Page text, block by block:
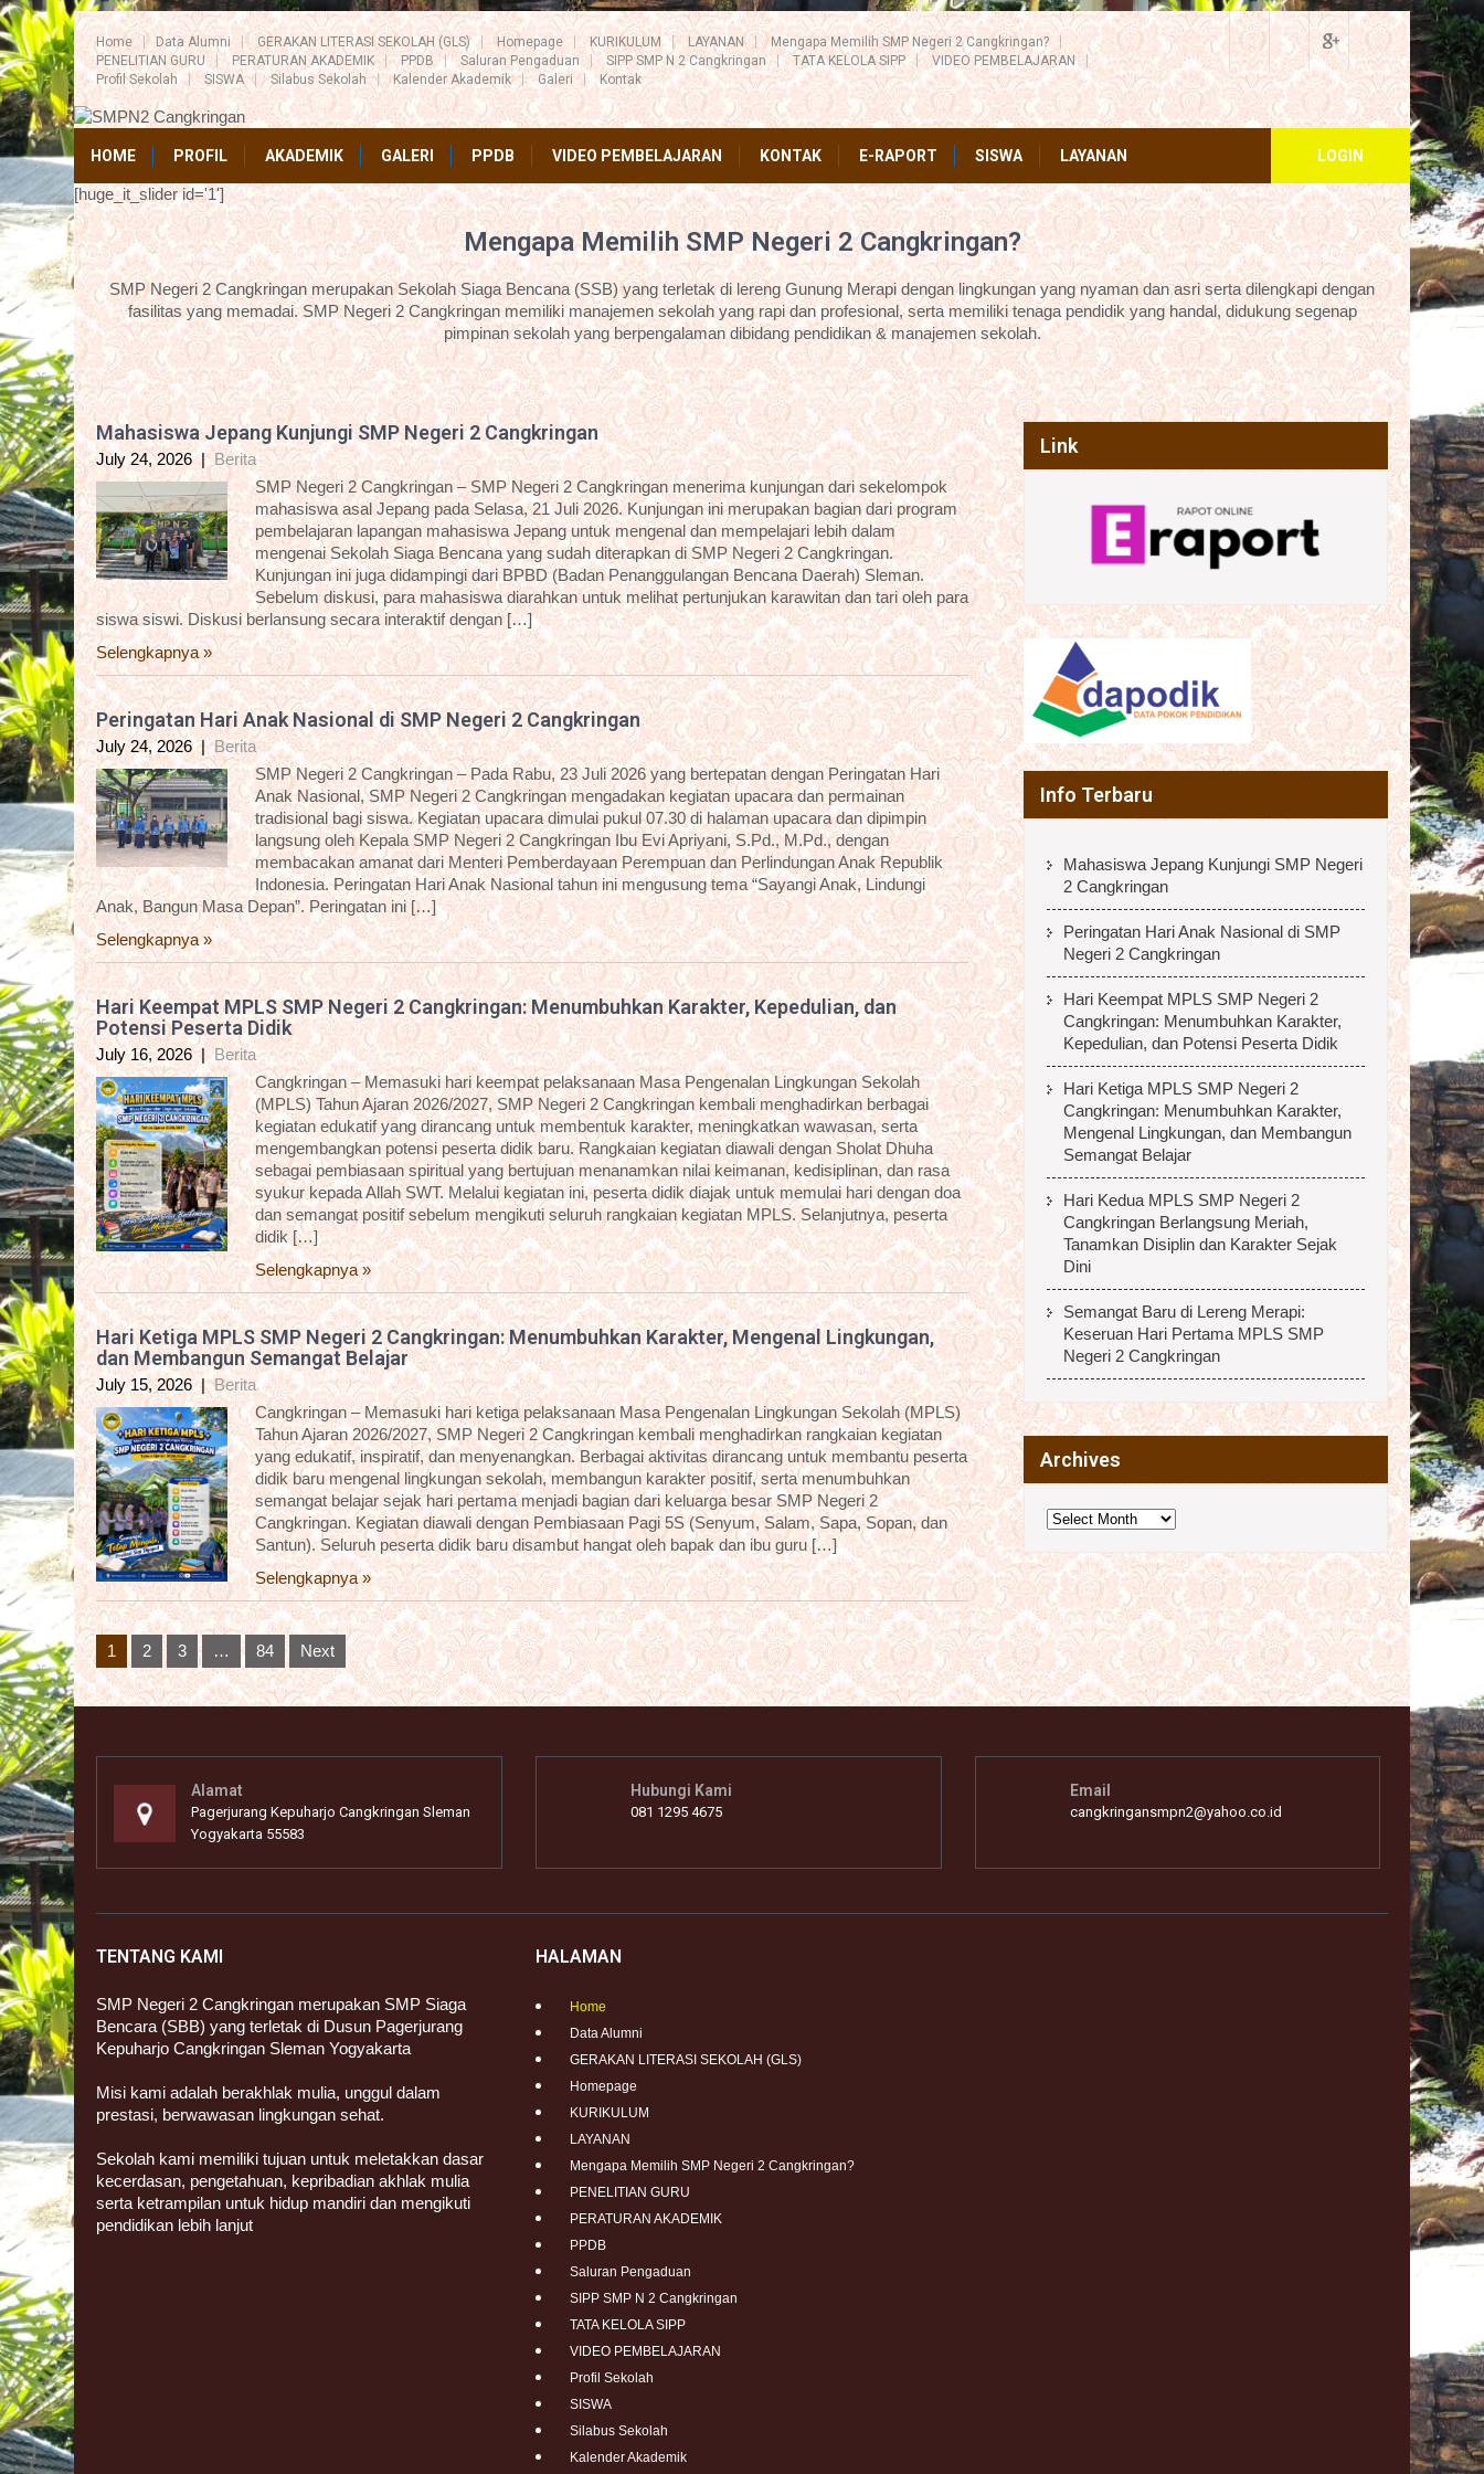
Home Data Alumni GERAKAN LITERASI SEKOLAH (GLS) Homepage KURIKULUM LAYANAN
Mengapa Memilih SMP Negeri 2 Cangkringan?
PENELITIAN GURU
PERATURAN AKADEMIK PPDB Saluran Pengaduan SIPP SMP N 2 Cangkringan TATA KELOLA SIPP
VIDEO PEMBELAJARAN
Profil Sekolah
SISWA Silabus Sekolah Kalender Akademik Galeri Kontak
HOME PROFIL AKADEMIK GALERI PPDB VIDEO PEMBELAJARAN KONTAK E-RAPORT SISWA LAYANAN LOGIN
[huge_it_slider id='1']
Mengapa Memilih SMP Negeri 2 Cangkringan?
SMP Negeri 2 Cangkringan merupakan Sekolah Siaga Bencana (SSB) yang terletak di lereng Gunung Merapi dengan lingkungan yang nyaman dan asri serta dilengkapi dengan
fasilitas yang memadai. SMP Negeri 2 Cangkringan memiliki manajemen sekolah yang rapi dan profesional, serta memiliki tenaga pendidik yang handal, didukung segenap
pimpinan sekolah yang berpengalaman dibidang pendidikan & manajemen sekolah.
Mahasiswa Jepang Kunjungi SMP Negeri 2 Cangkringan
July 24, 2026 | Berita
SMP Negeri 2 Cangkringan – SMP Negeri 2 Cangkringan menerima kunjungan dari sekelompok
mahasiswa asal Jepang pada Selasa, 21 Juli 2026. Kunjungan ini merupakan bagian dari program
pembelajaran lapangan mahasiswa Jepang untuk mengenal dan mempelajari lebih dalam
mengenai Sekolah Siaga Bencana yang sudah diterapkan di SMP Negeri 2 Cangkringan.
Kunjungan ini juga didampingi dari BPBD (Badan Penanggulangan Bencana Daerah) Sleman.
Sebelum diskusi, para mahasiswa diarahkan untuk melihat pertunjukan karawitan dan tari oleh para
siswa siswi. Diskusi berlansung secara interaktif dengan […]
Selengkapnya »
Peringatan Hari Anak Nasional di SMP Negeri 2 Cangkringan
July 24, 2026 |Berita
SMP Negeri 2 Cangkringan – Pada Rabu, 23 Juli 2026 yang bertepatan dengan Peringatan Hari
Anak Nasional, SMP Negeri 2 Cangkringan mengadakan kegiatan upacara dan permainan
tradisional bagi siswa. Kegiatan upacara dimulai pukul 07.30 di halaman upacara dan dipimpin
langsung oleh Kepala SMP Negeri 2 Cangkringan Ibu Evi Apriyani, S.Pd., M.Pd., dengan
membacakan amanat dari Menteri Pemberdayaan Perempuan dan Perlindungan Anak Republik
Indonesia. Peringatan Hari Anak Nasional tahun ini mengusung tema “Sayangi Anak, Lindungi
Anak, Bangun Masa Depan”. Peringatan ini […]
Selengkapnya »
Hari Keempat MPLS SMP Negeri 2 Cangkringan: Menumbuhkan Karakter, Kepedulian, dan
Potensi Peserta Didik
July 16, 2026 |Berita
Cangkringan – Memasuki hari keempat pelaksanaan Masa Pengenalan Lingkungan Sekolah
(MPLS) Tahun Ajaran 2026/2027, SMP Negeri 2 Cangkringan kembali menghadirkan berbagai
kegiatan edukatif yang dirancang untuk membentuk karakter, meningkatkan wawasan, serta
mengembangkan potensi peserta didik baru. Rangkaian kegiatan diawali dengan Sholat Dhuha
sebagai pembiasaan spiritual yang bertujuan menanamkan nilai keimanan, kedisiplinan, dan rasa
syukur kepada Allah SWT. Melalui kegiatan ini, peserta didik diajak untuk memulai hari dengan doa
dan semangat positif sebelum mengikuti seluruh rangkaian kegiatan MPLS. Selanjutnya, peserta
didik […]
Selengkapnya »
Hari Ketiga MPLS SMP Negeri 2 Cangkringan: Menumbuhkan Karakter, Mengenal Lingkungan,
dan Membangun Semangat Belajar
July 15, 2026 |Berita
Cangkringan – Memasuki hari ketiga pelaksanaan Masa Pengenalan Lingkungan Sekolah (MPLS)
Tahun Ajaran 2026/2027, SMP Negeri 2 Cangkringan kembali menghadirkan rangkaian kegiatan
yang edukatif, inspiratif, dan menyenangkan. Berbagai aktivitas dirancang untuk membantu peserta
didik baru mengenal lingkungan sekolah, membangun karakter positif, serta menumbuhkan
semangat belajar sejak hari pertama menjadi bagian dari keluarga besar SMP Negeri 2
Cangkringan. Kegiatan diawali dengan Pembiasaan Pagi 5S (Senyum, Salam, Sapa, Sopan, dan
Santun). Seluruh peserta didik baru disambut hangat oleh bapak dan ibu guru […]
Selengkapnya »
Posts
pagination
1 2 3 … 84 Next
Link
Info Terbaru
Mahasiswa Jepang Kunjungi SMP Negeri
2 Cangkringan
Peringatan Hari Anak Nasional di SMP
Negeri 2 Cangkringan
Hari Keempat MPLS SMP Negeri 2
Cangkringan: Menumbuhkan Karakter,
Kepedulian, dan Potensi Peserta Didik
Hari Ketiga MPLS SMP Negeri 2
Cangkringan: Menumbuhkan Karakter,
Mengenal Lingkungan, dan Membangun
Semangat Belajar
Hari Kedua MPLS SMP Negeri 2
Cangkringan Berlangsung Meriah,
Tanamkan Disiplin dan Karakter Sejak
Dini
Semangat Baru di Lereng Merapi:
Keseruan Hari Pertama MPLS SMP
Negeri 2 Cangkringan
Archives
Archives
Alamat
Pagerjurang Kepuharjo Cangkringan Sleman
Yogyakarta 55583
Hubungi Kami
081 1295 4675
Email
cangkringansmpn2@yahoo.co.id
TENTANG KAMI
SMP Negeri 2 Cangkringan merupakan SMP Siaga
Bencara (SBB) yang terletak di Dusun Pagerjurang
Kepuharjo Cangkringan Sleman Yogyakarta
Misi kami adalah berakhlak mulia, unggul dalam
prestasi, berwawasan lingkungan sehat.
Sekolah kami memiliki tujuan untuk meletakkan dasar
kecerdasan, pengetahuan, kepribadian akhlak mulia
serta ketrampilan untuk hidup mandiri dan mengikuti
pendidikan lebih lanjut
HALAMAN
Home
Data Alumni
GERAKAN LITERASI SEKOLAH (GLS)
Homepage
KURIKULUM
LAYANAN
Mengapa Memilih SMP Negeri 2 Cangkringan?
PENELITIAN GURU
PERATURAN AKADEMIK
PPDB
Saluran Pengaduan
SIPP SMP N 2 Cangkringan
TATA KELOLA SIPP
VIDEO PEMBELAJARAN
Profil Sekolah
SISWA
Silabus Sekolah
Kalender Akademik